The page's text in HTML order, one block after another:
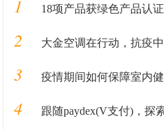
1 18项产品获绿色产品认证，大金空调成
2 大金空调在行动，抗疫
3 疫情期间如何保障室内
4 跟随paydex(V支付)，探索区块